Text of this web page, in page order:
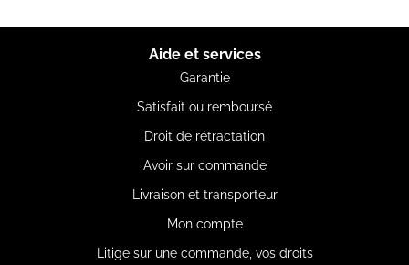
Aide et services
Garantie
Satisfait ou remboursé
Droit de rétractation
Avoir sur commande
Livraison et transporteur
Mon compte
Litige sur une commande, vos droits